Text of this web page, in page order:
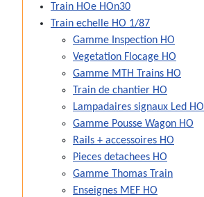
Train HOe HOn30
Train echelle HO 1/87
Gamme Inspection HO
Vegetation Flocage HO
Gamme MTH Trains HO
Train de chantier HO
Lampadaires signaux Led HO
Gamme Pousse Wagon HO
Rails + accessoires HO
Pieces detachees HO
Gamme Thomas Train
Enseignes MEF HO